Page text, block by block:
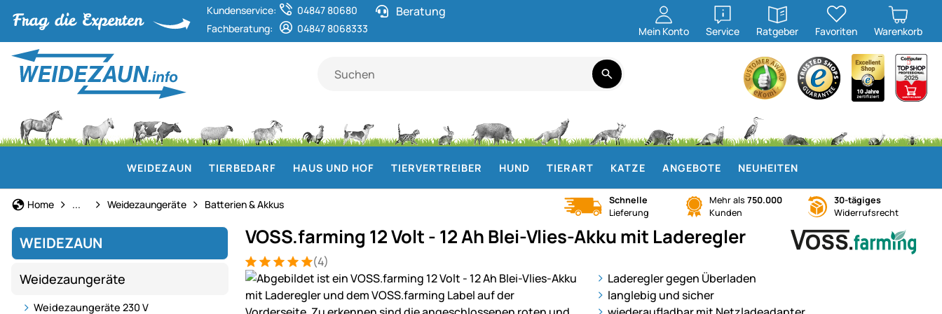
Kundenservice:
04847 80680
Fachberatung:
04847 8068333
Beratung
Mein Konto Service
öffnen
Ratgeber
öffnen
Favoriten Warenkorb
WEIDEZAUN TIERBEDARF HAUS UND HOF TIERVERTREIBER HUND TIERART KATZE ANGEBOTE NEUHEITEN
Home Weidezaun
... Weidezaungeräte Batterien & Akkus
Schnelle
Lieferung
Mehr als 750.000
Kunden
30-tägiges
Widerrufsrecht
WEIDEZAUN
Weidezaungeräte
Weidezaungeräte 230 V
VOSS.farming 12 Volt - 12 Ah Blei-Vlies-Akku mit Laderegler
Bewertung: 5 von 5 (4 Bewertungen)
4 Bewertungen
(4)
Produktgalerie
Laderegler gegen Überladen
langlebig und sicher